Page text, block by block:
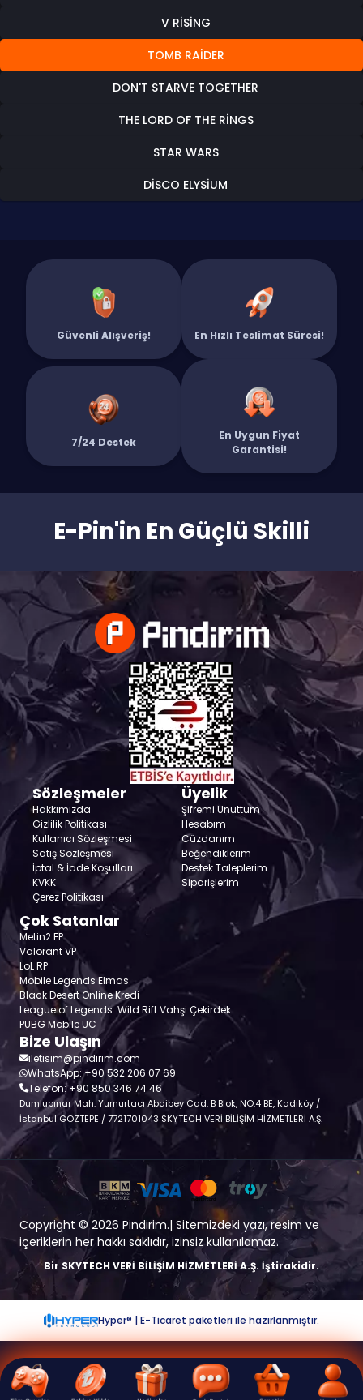
V RISING
TOMB RAIDER
DON'T STARVE TOGETHER
THE LORD OF THE RINGS
STAR WARS
DISCO ELYSIUM
Güvenli Alışveriş! En Hızlı Teslimat Süresi!
7/24 Destek
En Uygun Fiyat
Garantisi!
E-Pin'in En Güçlü Skilli
Sözleşmeler
Hakkımızda
Gizlilik Politikası
Kullanıcı Sözleşmesi
Satış Sözleşmesi
İptal & İade Koşulları
KVKK
Çerez Politikası
Üyelik
Şifremi Unuttum
Hesabım
Cüzdanım
Beğendiklerim
Destek Taleplerim
Siparişlerim
Çok Satanlar
Metin2 EP
Valorant VP
LoL RP
Mobile Legends Elmas
Black Desert Online Kredi
League of Legends: Wild Rift Vahşi Çekirdek
PUBG Mobile UC
Bize Ulaşın
iletisim@pindirim.com
WhatsApp: +90 532 206 07 69
Telefon: +90 850 346 74 46
Dumlupınar Mah. Yumurtacı Abdibey Cad. B Blok, NO:4 BE, Kadıköy /
İstanbul GÖZTEPE / 7721701043 SKYTECH VERİ BİLİŞİM HİZMETLERİ A.Ş.
Copyright © 2026 Pindirim.| Sitemizdeki yazı, resim ve
içeriklerin her hakkı saklıdır, izinsiz kullanılamaz.
Bir SKYTECH VERİ BİLİŞİM HİZMETLERİ A.Ş. İştirakidir.
Hyper® | E-Ticaret paketleri ile hazırlanmıştır.